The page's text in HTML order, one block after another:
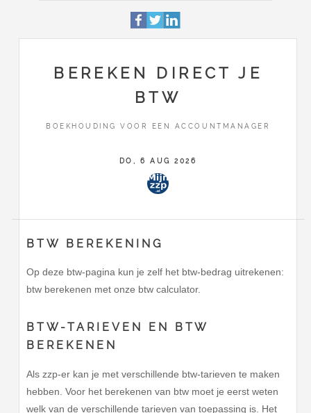
Boekhoudsoftware
BEREKEN DIRECT JE
BTW
BOEKHOUDING VOOR EEN ACCOUNTMANAGER
DO, 6 AUG 2026
BTW BEREKENING
Op deze btw-pagina kun je zelf het btw-bedrag uitrekenen:
btw berekenen met onze btw calculator.
BTW-TARIEVEN EN BTW
BEREKENEN
Als zzp-er kan je met verschillende btw-tarieven te maken
hebben. Voor het berekenen van btw moet je eerst weten
welk van de verschillende tarieven van toepassing is. Het